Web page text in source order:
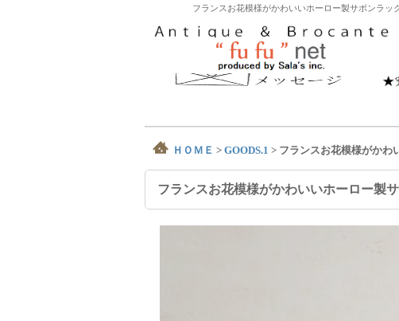
フランスお花模様がかわいいホーロー製サボンラ
ＨＯＭＥ > GOODS.1 > フランスお花模様がかわ
フランスお花模様がかわいいホーロー製